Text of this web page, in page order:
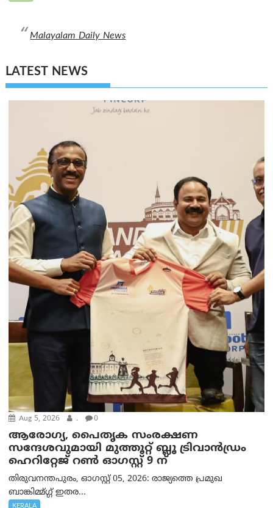
Malayalam Daily News
LATEST NEWS
Aug 5, 2026 . 0
ആരോഗ്യ, പൈതൃക സംരക്ഷണ
സന്ദേശവുമായി മുത്തൂറ്റ് ബ്ലൂ ട്രിവാൻഡ്രം
ഹെറിറ്റേജ് റൺ ഓഗസ്റ്റ് 9 ന്
തിരുവനന്തപുരം, ഓഗസ്റ്റ് 05, 2026: രാജ്യത്തെ പ്രമുഖ
ബാങ്കിമ്മ്ഗ്ഗ് ഇതര...